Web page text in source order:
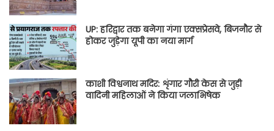
UP: हरिद्वार तक बनेगा गंगा एक्सप्रेसवे, बिजनौर से
होकर जुड़ेगा यूपी का नया मार्ग
काशी विश्वनाथ मदिर: शृंगार गौरी केस से जुड़ी
वादिनी महिलाओं ने किया जलाभिषेक